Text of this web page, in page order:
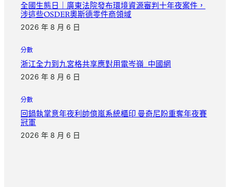
全國生態日｜廣東法院發布環境資源審判十年夜案件，
涉這些OSDER奧斯德零件商領域
2026 年 8 月 6 日
分數
浙江全力到九宮格共享應對用電岑嶺_中國網
2026 年 8 月 6 日
分數
回鍋執掌意年夜利帥億嵐系統櫃印 曼奇尼盼重奪年夜賽
冠軍
2026 年 8 月 6 日